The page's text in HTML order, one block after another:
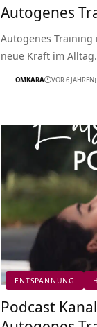
Autogenes
Autogenes
neue Kraft im
OMKARA VOR 6 JAHREN
ENTSPANNUNG
Podcast